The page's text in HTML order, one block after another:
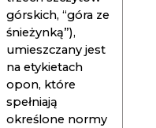
górskich, “góra ze
śnieżynką”),
umieszczany jest
na etykietach
opon, które
spełniają
określone normy